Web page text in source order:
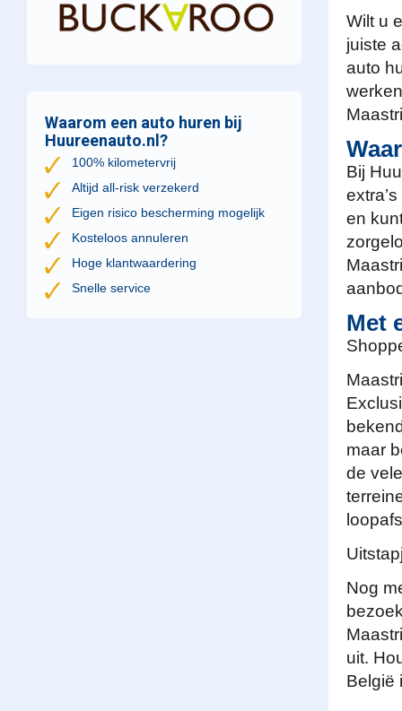
Waarom een auto huren bij
Huureenauto.nl?
100% kilometervrij
Altijd all-risk verzekerd
Eigen risico bescherming mogelijk
Kosteloos annuleren
Hoge klantwaardering
Snelle service
Wilt u
juiste
auto
Bij
en
Met
maar
de
Nog
uit.
België